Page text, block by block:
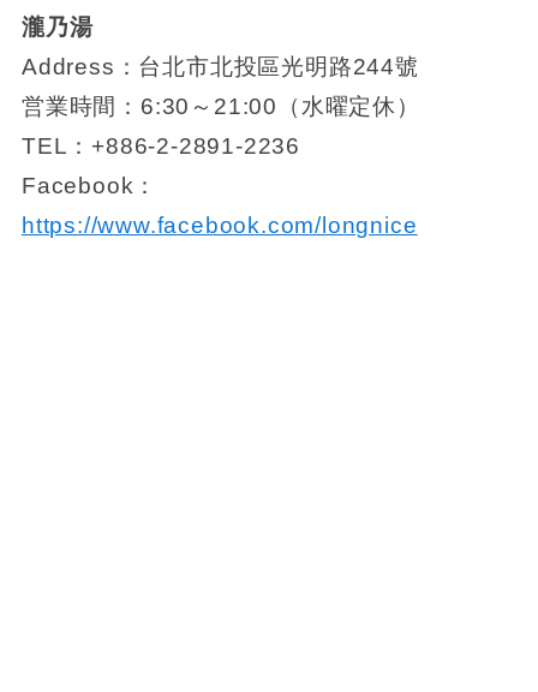
瀧乃湯
Address：台北市北投區光明路244號
営業時間：6:30～21:00（水曜定休）
TEL：+886-2-2891-2236
Facebook：
https://www.facebook.com/longnice